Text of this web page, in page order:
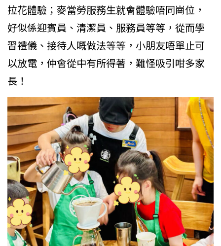
拉花體驗；麥當勞服務生就會體驗唔同崗位，
好似係迎賓員、清潔員、服務員等等，從而學
習禮儀、接待人嘅做法等等，小朋友唔單止可
以放電，仲會從中有所得著，難怪吸引咁多家
長！